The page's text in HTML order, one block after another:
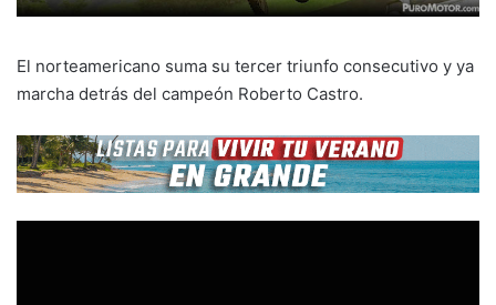
El norteamericano suma su tercer triunfo consecutivo y ya
marcha detrás del campeón Roberto Castro.